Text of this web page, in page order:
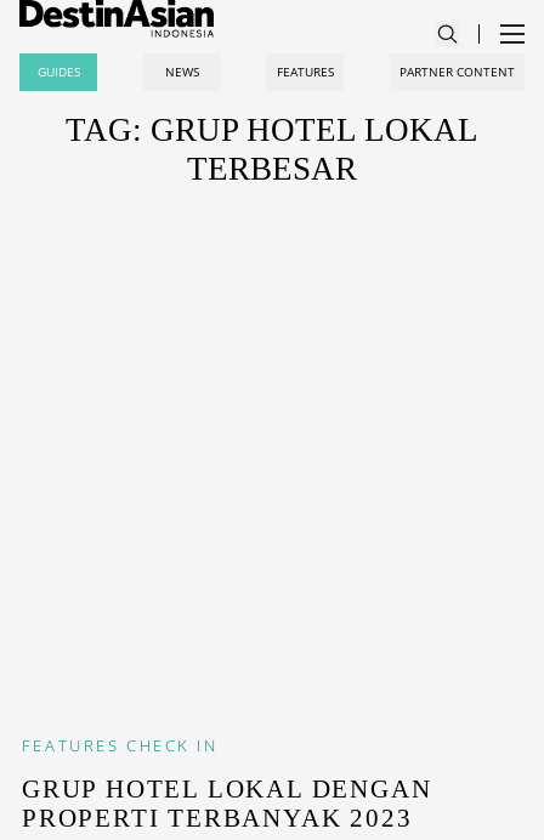
GUIDES NEWS FEATURES PARTNER CONTENT
TAG: GRUP HOTEL LOKAL
TERBESAR
FEATURES CHECK IN
GRUP HOTEL LOKAL DENGAN
PROPERTI TERBANYAK 2023